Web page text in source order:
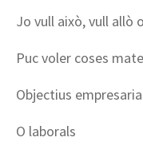
Jo vull això, vull allò
Puc voler coses
Objectius
O laborals